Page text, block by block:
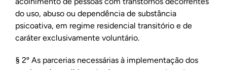
do uso, abuso ou dependência de substância
psicoativa, em regime residencial transitório e de
caráter exclusivamente voluntário.
§ 2º As parcerias necessárias à implementação dos